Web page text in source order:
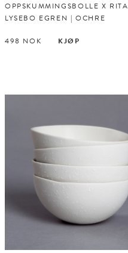
OPPSKUMMINGSBOLLE X RITA
LYSEBO EGREN | OCHRE
498 NOK KJØP